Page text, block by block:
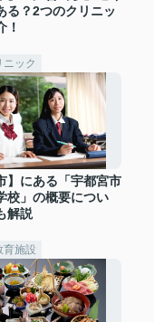
る？2つのクリニッ
！
ニック
】にある「宇都宮市
校」の概要につい
解説
育施設